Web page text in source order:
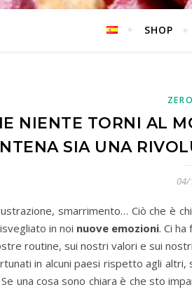
SHOP
NIENTE TORNI AL
SIA UNA
smarrimento… Ciò che è
in noi nuove emozioni. Ci ha
routine, sui nostri valori e sui
in alcuni paesi rispetto agli altri,
una cosa sono chiara è che sto